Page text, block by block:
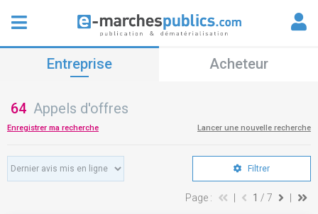
Entreprise Acheteur
64 Appels d'offres
Enregistrer ma recherche Lancer une nouvelle recherche
Filtrer
Page : 1 / 7